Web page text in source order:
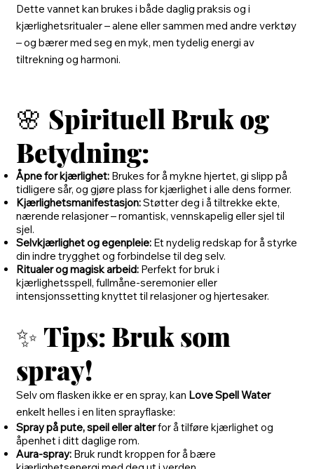
Dette vannet kan brukes i både daglig praksis og i
kjærlighetsritualer – alene eller sammen med andre verktøy
– og bærer med seg en myk, men tydelig energi av
tiltrekning og harmoni.
🌸 Spirituell Bruk og
Betydning:
Åpne for kjærlighet:Brukes for å mykne hjertet, gi slipp på
tidligere sår, og gjøre plass for kjærlighet i alle dens former.
Kjærlighetsmanifestasjon:Støtter deg i å tiltrekke ekte,
nærende relasjoner – romantisk, vennskapelig eller sjel til
sjel.
Selvkjærlighet og egenpleie:Et nydelig redskap for å styrke
din indre trygghet og forbindelse til deg selv.
Ritualer og magisk arbeid:Perfekt for bruk i
kjærlighetsspell, fullmåne-seremonier eller
intensjonssetting knyttet til relasjoner og hjertesaker.
✨ Tips: Bruk som
spray!
Selv om flasken ikke er en spray, kan Love Spell Water
enkelt helles i en liten sprayflaske:
Spray på pute, speil eller alterfor å tilføre kjærlighet og
åpenhet i ditt daglige rom.
Aura-spray:Bruk rundt kroppen for å bære